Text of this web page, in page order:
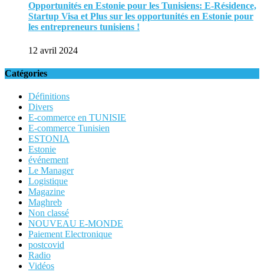
Opportunités en Estonie pour les Tunisiens: E-Résidence,
Startup Visa et Plus sur les opportunités en Estonie pour
les entrepreneurs tunisiens !
12 avril 2024
Catégories
Définitions
Divers
E-commerce en TUNISIE
E-commerce Tunisien
ESTONIA
Estonie
événement
Le Manager
Logistique
Magazine
Maghreb
Non classé
NOUVEAU E-MONDE
Paiement Electronique
postcovid
Radio
Vidéos